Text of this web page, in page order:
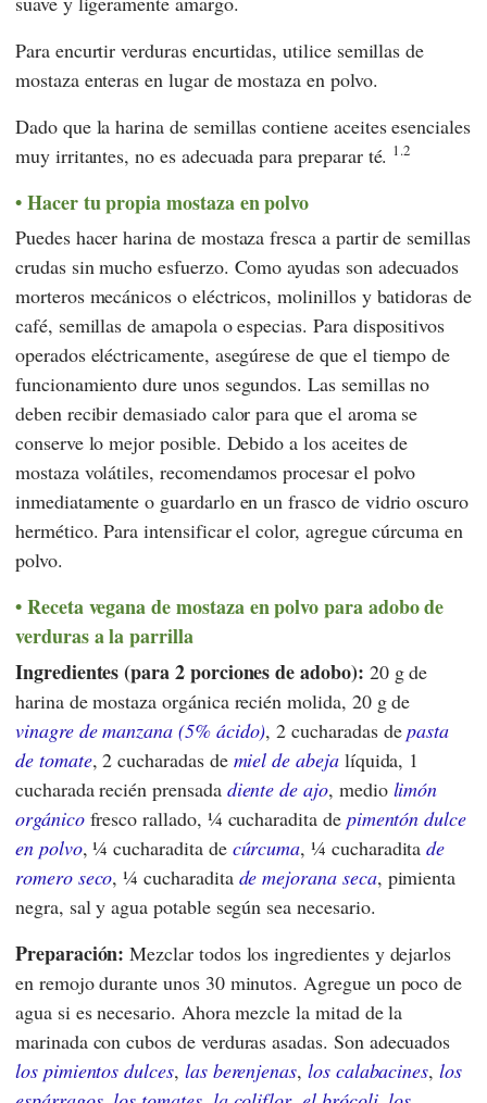
Para encurtir verduras encurtidas, utilice semillas de
mostaza enteras en lugar de mostaza en polvo.
Dado que la harina de semillas contiene aceites esenciales
muy irritantes, no es adecuada para preparar té. 1.2
Hacer tu propia mostaza en polvo
Puedes hacer harina de mostaza fresca a partir de semillas
crudas sin mucho esfuerzo. Como ayudas son adecuados
morteros mecánicos o eléctricos, molinillos y batidoras de
café, semillas de amapola o especias. Para dispositivos
operados eléctricamente, asegúrese de que el tiempo de
funcionamiento dure unos segundos. Las semillas no
deben recibir demasiado calor para que el aroma se
conserve lo mejor posible. Debido a los aceites de
mostaza volátiles, recomendamos procesar el polvo
inmediatamente o guardarlo en un frasco de vidrio oscuro
hermético. Para intensificar el color, agregue cúrcuma en
polvo.
Receta vegana de mostaza en polvo para adobo de
verduras a la parrilla
Ingredientes (para 2 porciones de adobo): 20 g de
harina de mostaza orgánica recién molida, 20 g de
vinagre de manzana (5% ácido), 2 cucharadas depasta
de tomate, 2 cucharadas de miel de abejalíquida, 1
cucharada recién prensada diente de ajo, medio limón
orgánicofresco rallado, ¼ cucharadita de pimentón dulce
en polvo, ¼ cucharadita de cúrcuma, ¼ cucharaditade
romero seco, ¼ cucharadita de mejorana seca, pimienta
negra, sal y agua potable según sea necesario.
Preparación: Mezclar todos los ingredientes y dejarlos
en remojo durante unos 30 minutos. Agregue un poco de
agua si es necesario. Ahora mezcle la mitad de la
marinada con cubos de verduras asadas. Son adecuados
los pimientos dulces, las berenjenas, los calabacines,los